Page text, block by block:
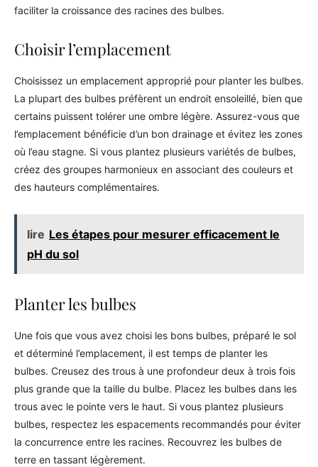
faciliter la croissance des racines des bulbes.
Choisir l’emplacement
Choisissez un emplacement approprié pour planter les bulbes.
La plupart des bulbes préfèrent un endroit ensoleillé, bien que
certains puissent tolérer une ombre légère. Assurez-vous que
l’emplacement bénéficie d’un bon drainage et évitez les zones
où l’eau stagne. Si vous plantez plusieurs variétés de bulbes,
créez des groupes harmonieux en associant des couleurs et
des hauteurs complémentaires.
lire Les étapes pour mesurer efficacement le
pH du sol
Planter les bulbes
Une fois que vous avez choisi les bons bulbes, préparé le sol
et déterminé l’emplacement, il est temps de planter les
bulbes. Creusez des trous à une profondeur deux à trois fois
plus grande que la taille du bulbe. Placez les bulbes dans les
trous avec le pointe vers le haut. Si vous plantez plusieurs
bulbes, respectez les espacements recommandés pour éviter
la concurrence entre les racines. Recouvrez les bulbes de
terre en tassant légèrement.